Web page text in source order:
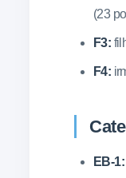
(23
F3:
F4:
EB-1: